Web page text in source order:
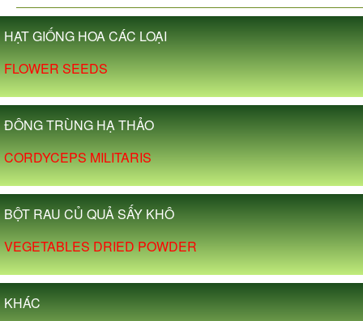
HẠT GIỐNG HOA CÁC LOẠI
FLOWER SEEDS
ĐÔNG TRÙNG HẠ THẢO
CORDYCEPS MILITARIS
BỘT RAU CỦ QUẢ SẤY KHÔ
VEGETABLES DRIED POWDER
KHÁC